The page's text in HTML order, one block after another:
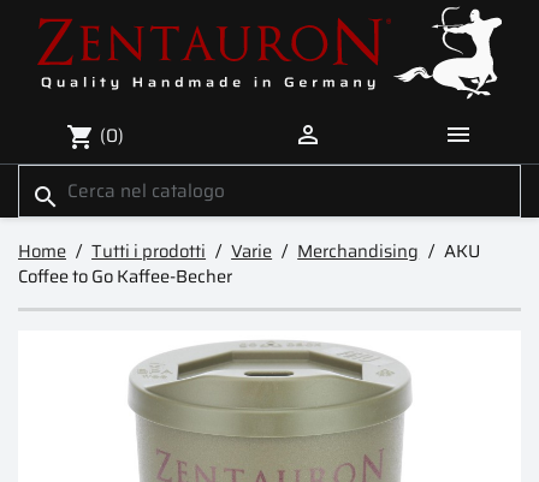
shopping_cart (0)  
search
Home Tutti i prodotti Varie Merchandising
AKU
Coffee to Go Kaffee-Becher